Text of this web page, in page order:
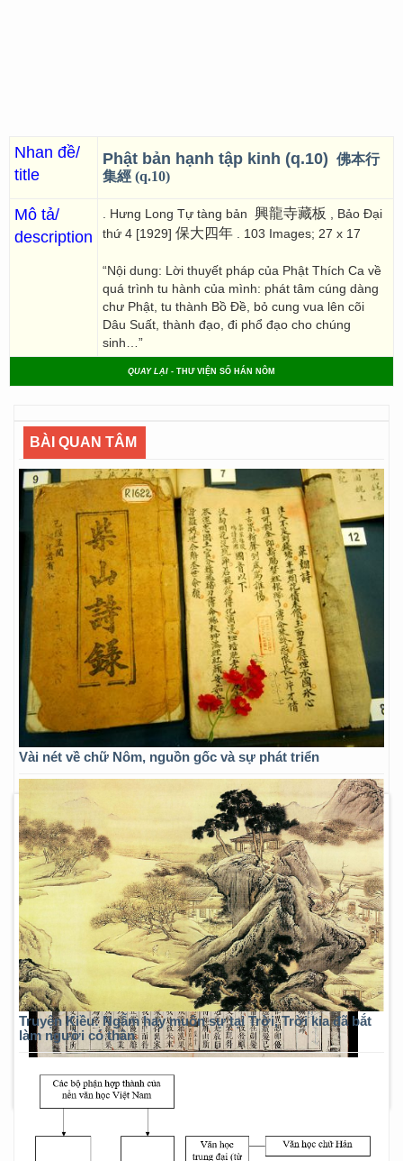
Nhan đề/
title
Phật bản hạnh tập kinh (q.10) 佛本行
集經 (q.10)
Mô tả/
description
. Hưng Long Tự tàng bản 興龍寺藏板
, Bảo Đại
thứ 4 [1929] 保大四年 . 103 Images; 27 x 17
“Nội dung: Lời thuyết pháp của Phật Thích Ca về
quá trình tu hành của mình: phát tâm cúng dàng
chư Phật, tu thành Bồ Đề, bỏ cung vua lên cõi
Dâu Suất, thành đạo, đi phổ đạo cho chúng
sinh…”
QUAY LẠI - THƯ VIỆN SỐ HÁN NÔM
BÀI QUAN TÂM
Vài nét về chữ Nôm, nguồn gốc và sự phát triển
Truyện Kiều: Ngẫm hay muôn sự tại Trời, Trời kia đã bắt
làm người có thân